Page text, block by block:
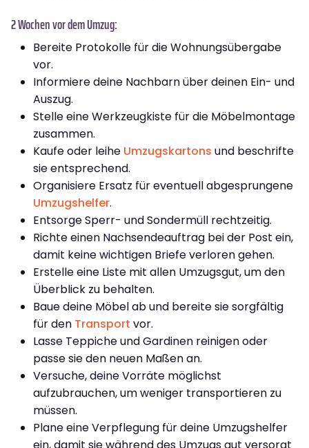
2 Wochen vor dem Umzug:
Bereite Protokolle für die Wohnungsübergabe
vor.
Informiere deine Nachbarn über deinen Ein- und
Auszug.
Stelle eine Werkzeugkiste für die Möbelmontage
zusammen.
Kaufe oder leihe Umzugskartons und beschrifte
sie entsprechend.
Organisiere Ersatz für eventuell abgesprungene
Umzugshelfer.
Entsorge Sperr- und Sondermüll rechtzeitig.
Richte einen Nachsendeauftrag bei der Post ein,
damit keine wichtigen Briefe verloren gehen.
Erstelle eine Liste mit allen Umzugsgut, um den
Überblick zu behalten.
Baue deine Möbel ab und bereite sie sorgfältig
für den Transport vor.
Lasse Teppiche und Gardinen reinigen oder
passe sie den neuen Maßen an.
Versuche, deine Vorräte möglichst
aufzubrauchen, um weniger transportieren zu
müssen.
Plane eine Verpflegung für deine Umzugshelfer
ein, damit sie während des Umzugs gut versorgt